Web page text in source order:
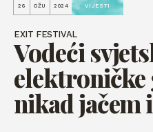
26 OŽU 2024 VIJESTI
EXIT FESTIVAL
Vodeći
elektroničke
nikad jačem